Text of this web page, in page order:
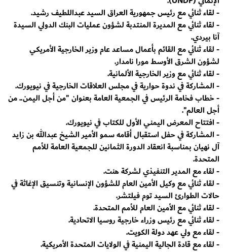
- لقاء ثنائي مع رئيس جمهورية العراق السيد عبداللطيف رشيد.
- لقاء ثنائي مع المديرة المنتدبة لشؤون عمليات البنك الدولي السيدة
آنا بيردي.
- لقاء ثنائي مع القائم بأعمال مساعد عام وزير الخارجية الأمريكي
لشؤون الشرق الأوسط مورا نامدار.
- لقاء ثنائي مع وزير الخارجية الألمانية.
- المشاركة في ندوة حوارية في مجلس العلاقات الخارجية في نيويورك.
- خطاب فخامة الرئيس في الجمعية العامة بعنوان "من أجل اليمن.. من
أجل العالم".
- افتتاح المعرض اليمني الأول للكتاب في نيويورك.
- المشاركة في حفل استقبال أقامه سمو الأمير الشيخ عبدالله بن زايد
آل نهيان بمناسبة انعقاد الدورة الثمانين للجمعية العامة للأمم
المتحدة.
- لقاء مع المدير التنفيذي لشركة هنت.
- لقاء ثنائي مع وكيل الأمين العام للشؤون الإنسانية وتنسيق الإغاثة في
حالات الطوارئ السيد توم فيلتشر.
- لقاء ثنائي مع الأمين العام للأمم المتحدة.
- لقاء ثنائي مع رئيس وزراء خارجية روسيا الاتحادية.
- لقاء مع ولي عهد دولة الكويت.
- لقاء مع قادة الجالية اليمنية في الولايات المتحدة الأمريكية.